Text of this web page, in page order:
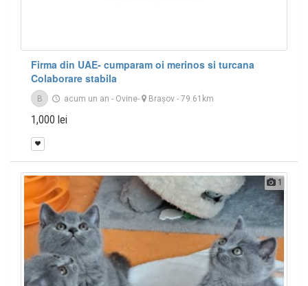
Firma din UAE- cumparam oi merinos si turcana
Colaborare stabila
B acum un an - Ovine- Braşov- 79.61km
1,000 lei
1